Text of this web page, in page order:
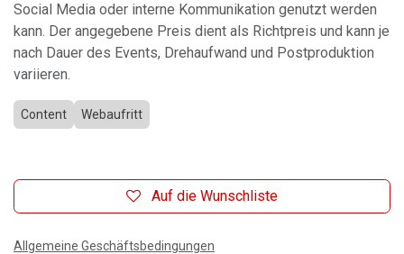
Social Media oder interne Kommunikation genutzt werden
kann. Der angegebene Preis dient als Richtpreis und kann je
nach Dauer des Events, Drehaufwand und Postproduktion
variieren.
Content Webaufritt
Auf die Wunschliste
Allgemeine Geschäftsbedingungen